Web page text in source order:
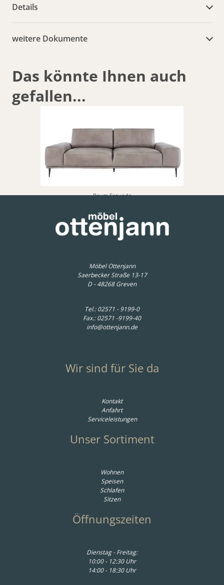
Details
weitere Dokumente
Das könnte Ihnen auch
gefallen...
Raum.Freunde
2.850,00 € *
Möbel Ottenjann
Saerbecker Straße 13-17
D - 48268 Greven
Tel.:02571 - 9199-0
Fax.: 02571 -9199-40
info@ottenjann.de
Wir sind für Sie da
Kontakt
Anfahrt
Serviceleistungen
Unser Sortiment
Wohnen
Speisen
Schlafen
Sitzen
Öffnungszeiten
Dienstag - Freitag:
10:00 - 12:30 Uhr
14:00 - 18:30 Uhr